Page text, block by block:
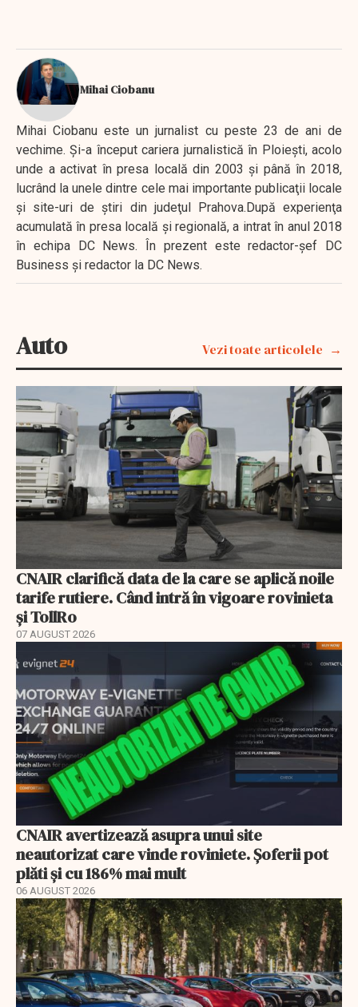
Mihai Ciobanu
Mihai Ciobanu este un jurnalist cu peste 23 de ani de
vechime. Şi-a început cariera jurnalistică în Ploieşti, acolo
unde a activat în presa locală din 2003 şi până în 2018,
lucrând la unele dintre cele mai importante publicaţii locale
şi site-uri de ştiri din judeţul Prahova.După experienţa
acumulată în presa locală şi regională, a intrat în anul 2018
în echipa DC News. În prezent este redactor-şef DC
Business şi redactor la DC News.
Auto Vezi toate articolele
CNAIR clarifică data de la care se aplică noile
tarife rutiere. Când intră în vigoare rovinieta
și TollRo
07 AUGUST 2026
CNAIR avertizează asupra unui site
neautorizat care vinde roviniete. Șoferii pot
plăti și cu 186% mai mult
06 AUGUST 2026